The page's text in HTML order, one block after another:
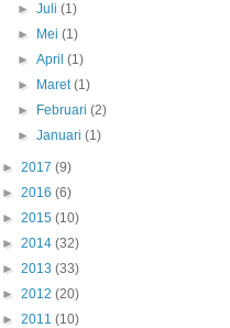
►Juli(1)
► Mei(1)
►April(1)
► Maret(1)
► Februari(2)
►Januari(1)
► 2017 (9)
► 2016 (6)
► 2015 (10)
► 2014 (32)
► 2013 (33)
► 2012 (20)
► 2011 (10)